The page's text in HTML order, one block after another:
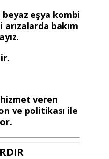
eşya kombi
bakım
veren
ve politikası ile